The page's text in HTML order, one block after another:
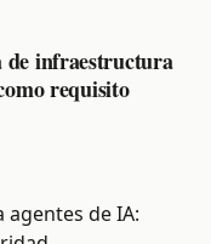
de infraestructura
requisito